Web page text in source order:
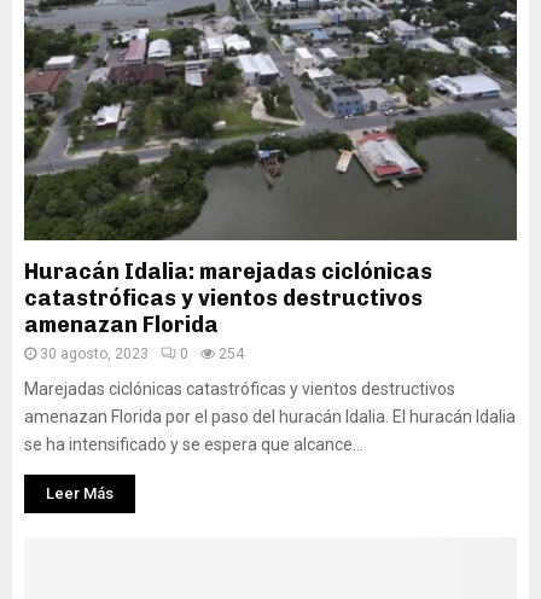
Huracán Idalia: marejadas ciclónicas
catastróficas y vientos destructivos
amenazan Florida
30 agosto, 2023 0 254
Marejadas ciclónicas catastróficas y vientos destructivos
amenazan Florida por el paso del huracán Idalia. El huracán Idalia
se ha intensificado y se espera que alcance...
Leer Más